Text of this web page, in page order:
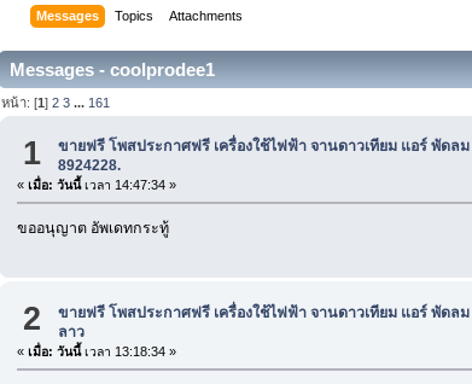
Messages Topics Attachments
Messages - coolprodee1
หน้า: [1]2 3 ... 161
1 ขายฟรี โพสประกาศฟรี เครื่องใช้ไฟฟ้า จานดาวเทียม แอร์ พัดลม
8924228.
« เมื่อ: วันนี้เวลา 14:47:34 »
ขออนุญาต อัพเดทกระทู้
2 ขายฟรี โพสประกาศฟรี เครื่องใช้ไฟฟ้า จานดาวเทียม แอร์ พัดลม
ลาว
« เมื่อ: วันนี้เวลา 13:18:34 »